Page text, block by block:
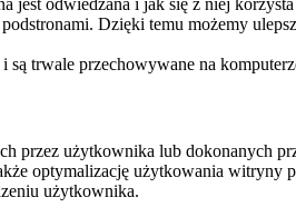
Dzięki temu możemy
trwale przechowywane na
przez użytkownika lub dokonanych
optymalizację użytkowania witryny
użytkownika.